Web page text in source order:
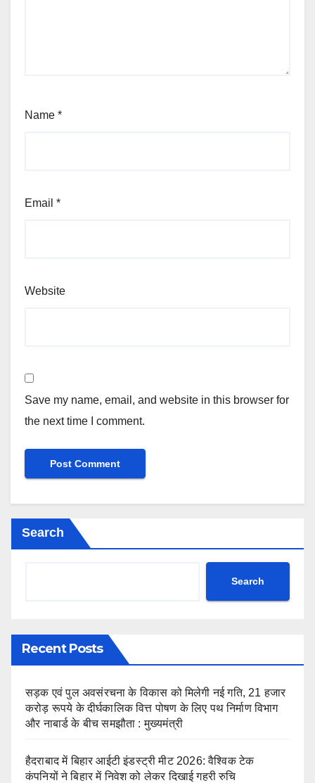
Name *
Email *
Website
Save my name, email, and website in this browser for
the next time I comment.
Search
Search
Recent Posts
सड़क एवं पुल अवसंरचना के विकास को मिलेगी नई गति, 21 हजार
करोड़ रूपये के दीर्घकालिक वित्त पोषण के लिए पथ निर्माण विभाग
और नाबार्ड के बीच समझौता : मुख्यमंत्री
हैदराबाद में बिहार आईटी इंडस्ट्री मीट 2026: वैश्विक टेक
कंपनियों ने बिहार में निवेश को लेकर दिखाई गहरी रुचि